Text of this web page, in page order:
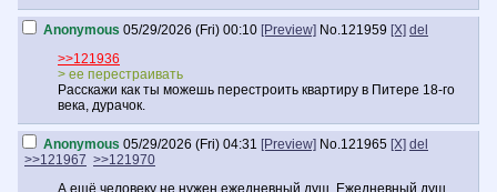
Anonymous 05/29/2026 (Fri) 00:10 [Preview] No.121959 [X] del
>>121936
> ее перестраивать
Расскажи как ты можешь перестроить квартиру в Питере 18-го
века, дурачок.
Anonymous 05/29/2026 (Fri) 04:31 [Preview] No.121965 [X] del
>>121967 >>121970
А ещё человеку не нужен ежедневный душ. Ежедневный душ